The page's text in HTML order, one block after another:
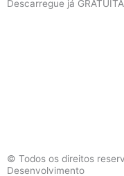
e
t
Descarregue já
© Todos os direitos
Desenvolvimento